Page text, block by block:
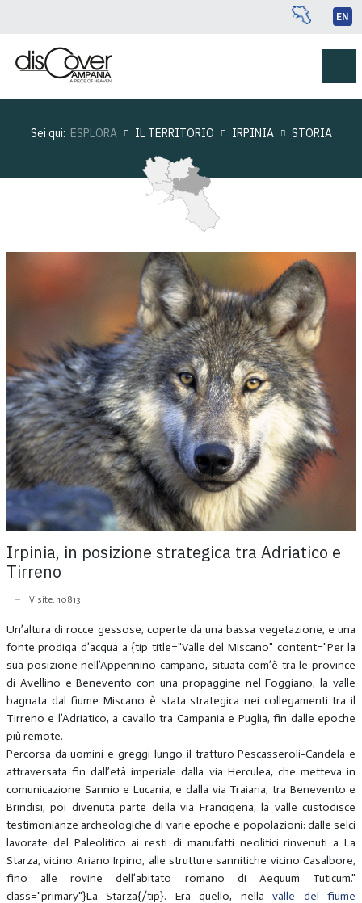
EN
Sei qui: ESPLORA IL TERRITORIO IRPINIA STORIA
Irpinia, in posizione strategica tra Adriatico e
Tirreno
Visite: 10813
Un’altura di rocce gessose, coperte da una bassa vegetazione, e una
fonte prodiga d’acqua a {tip title="Valle del Miscano" content="Per la
sua posizione nell’Appennino campano, situata com’è tra le province
di Avellino e Benevento con una propaggine nel Foggiano, la valle
bagnata dal fiume Miscano è stata strategica nei collegamenti tra il
Tirreno e l’Adriatico, a cavallo tra Campania e Puglia, fin dalle epoche
più remote.
Percorsa da uomini e greggi lungo il tratturo Pescasseroli-Candela e
attraversata fin dall’età imperiale dalla via Herculea, che metteva in
comunicazione Sannio e Lucania, e dalla via Traiana, tra Benevento e
Brindisi, poi divenuta parte della via Francigena, la valle custodisce
testimonianze archeologiche di varie epoche e popolazioni: dalle selci
lavorate del Paleolitico ai resti di manufatti neolitici rinvenuti a La
Starza, vicino Ariano Irpino, alle strutture sannitiche vicino Casalbore,
fino alle rovine dell’abitato romano di Aequum Tuticum."
class="primary"}La Starza{/tip}. Era quello, nellavalle del fiume